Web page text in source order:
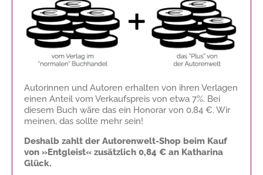
Autorinnen und Autoren erhalten von ihren Verlagen
einen Anteil vom Verkaufspreis von etwa 7%. Bei
diesem Buch wäre das ein Honorar von 0,84 €. Wir
meinen, das sollte mehr sein!
Deshalb zahlt der Autorenwelt-Shop beim Kauf
von »Entgleist« zusätzlich 0,84 € an Katharina
Glück.